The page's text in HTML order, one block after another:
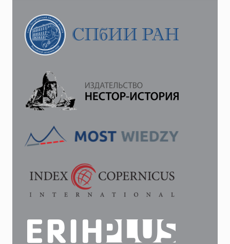
«КРОКОДИЛ»
1949–